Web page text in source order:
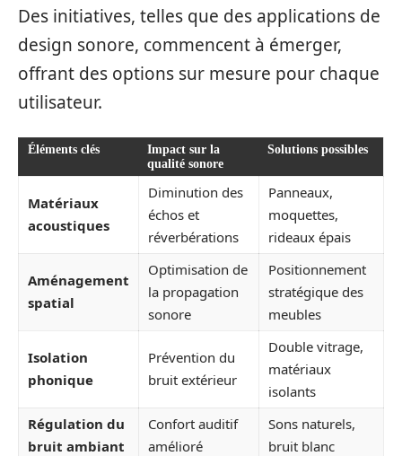
Des initiatives, telles que des applications de
design sonore, commencent à émerger,
offrant des options sur mesure pour chaque
utilisateur.
Éléments clés
Impact sur la
qualité sonore
Solutions possibles
Matériaux
acoustiques
Diminution des
échos et
réverbérations
Panneaux,
moquettes,
rideaux épais
Aménagement
spatial
Optimisation de
la propagation
sonore
Positionnement
stratégique des
meubles
Isolation
phonique
Prévention du
bruit extérieur
Double vitrage,
matériaux
isolants
Régulation du
bruit ambiant
Confort auditif
amélioré
Sons naturels,
bruit blanc